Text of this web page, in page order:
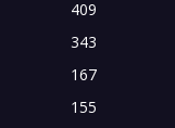
409
343
167
155